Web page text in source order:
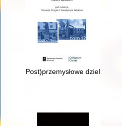
Post)przemysłowe dzielnice